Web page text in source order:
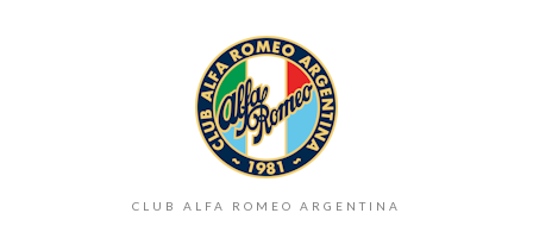
CLUB ALFA ROMEO ARGENTINA